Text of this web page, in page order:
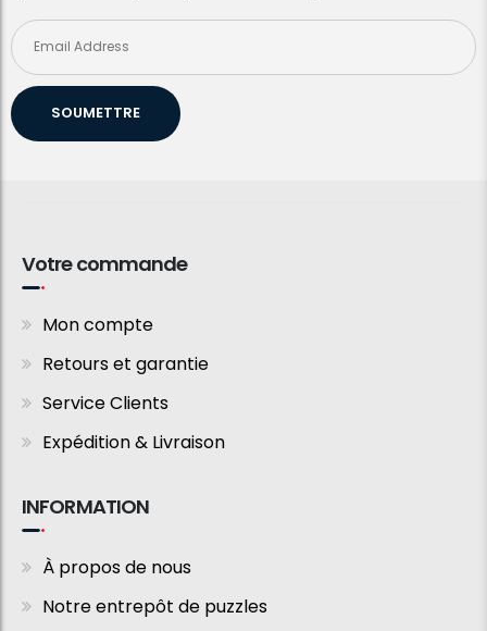
SOUMETTRE
Votre commande
Mon compte
Retours et garantie
Service Clients
Expédition & Livraison
INFORMATION
À propos de nous
Notre entrepôt de puzzles